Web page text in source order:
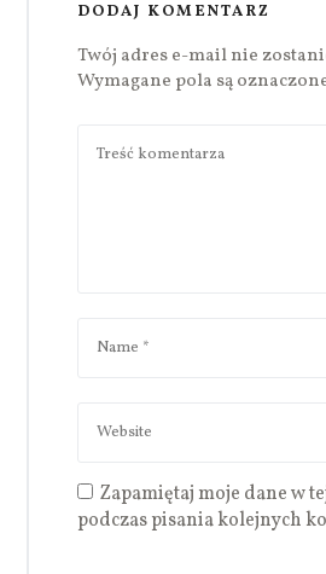
DODAJ KOMENTARZ
Twój adres e-mail nie
Wymagane pola są
Zapamiętaj moje dane w
podczas pisania kolejnych